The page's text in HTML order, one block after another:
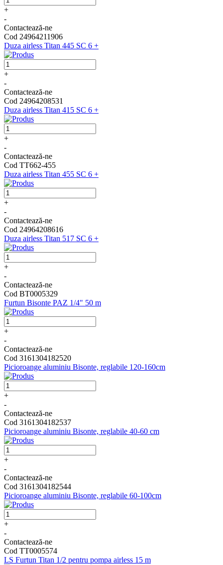
+
-
Contactează-ne
Cod 24964211906
Duza airless Titan 445 SC 6 +
+
-
Contactează-ne
Cod 24964208531
Duza airless Titan 415 SC 6 +
+
-
Contactează-ne
Cod TT662-455
Duza airless Titan 455 SC 6 +
+
-
Contactează-ne
Cod 24964208616
Duza airless Titan 517 SC 6 +
+
-
Contactează-ne
Cod BT0005329
Furtun Bisonte PAZ 1/4" 50 m
+
-
Contactează-ne
Cod 3161304182520
Picioroange aluminiu Bisonte, reglabile 120-160cm
+
-
Contactează-ne
Cod 3161304182537
Picioroange aluminiu Bisonte, reglabile 40-60 cm
+
-
Contactează-ne
Cod 3161304182544
Picioroange aluminiu Bisonte, reglabile 60-100cm
+
-
Contactează-ne
Cod TT0005574
LS Furtun Titan 1/2 pentru pompa airless 15 m